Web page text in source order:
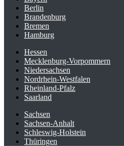
Berlin
Brandenburg
Bremen
Hamburg
Hessen
Mecklenburg-Vorpommern
Niedersachsen
Nordrhein-Westfalen
Rheinland-Pfalz
Saarland
Sachsen
Sachsen-Anhalt
Schleswig-Holstein
Thüringen